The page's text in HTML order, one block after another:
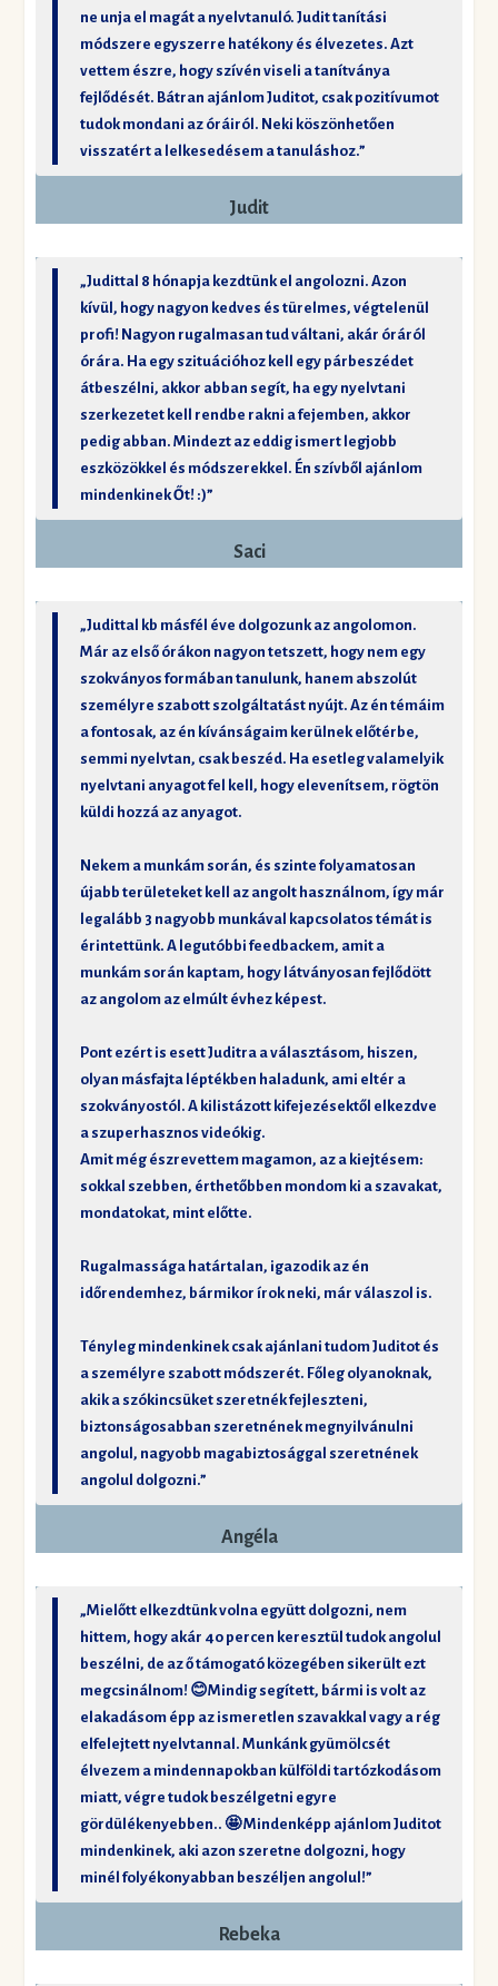
ne unja el magát a nyelvtanuló. Judit tanítási
módszere egyszerre hatékony és élvezetes. Azt
vettem észre, hogy szívén viseli a tanítványa
fejlődését. Bátran ajánlom Juditot, csak pozitívumot
tudok mondani az óráiról. Neki köszönhetően
visszatért a lelkesedésem a tanuláshoz.”
Judit
„Judittal 8 hónapja kezdtünk el angolozni. Azon
kívül, hogy nagyon kedves és türelmes, végtelenül
profi! Nagyon rugalmasan tud váltani, akár óráról
órára. Ha egy szituációhoz kell egy párbeszédet
átbeszélni, akkor abban segít, ha egy nyelvtani
szerkezetet kell rendbe rakni a fejemben, akkor
pedig abban. Mindezt az eddig ismert legjobb
eszközökkel és módszerekkel. Én szívből ajánlom
mindenkinek Őt! :)”
Saci
„Judittal kb másfél éve dolgozunk az angolomon.
Már az első órákon nagyon tetszett, hogy nem egy
szokványos formában tanulunk, hanem abszolút
személyre szabott szolgáltatást nyújt. Az én témáim
a fontosak, az én kívánságaim kerülnek előtérbe,
semmi nyelvtan, csak beszéd. Ha esetleg valamelyik
nyelvtani anyagot fel kell, hogy elevenítsem, rögtön
küldi hozzá az anyagot.
Nekem a munkám során, és szinte folyamatosan
újabb területeket kell az angolt használnom, így már
legalább 3 nagyobb munkával kapcsolatos témát is
érintettünk. A legutóbbi feedbackem, amit a
munkám során kaptam, hogy látványosan fejlődött
az angolom az elmúlt évhez képest.
Pont ezért is esett Juditra a választásom, hiszen,
olyan másfajta léptékben haladunk, ami eltér a
szokványostól. A kilistázott kifejezésektől elkezdve
a szuperhasznos videókig.
Amit még észrevettem magamon, az a kiejtésem:
sokkal szebben, érthetőbben mondom ki a szavakat,
mondatokat, mint előtte.
Rugalmassága határtalan, igazodik az én
időrendemhez, bármikor írok neki, már válaszol is.
Tényleg mindenkinek csak ajánlani tudom Juditot és
a személyre szabott módszerét. Főleg olyanoknak,
akik a szókincsüket szeretnék fejleszteni,
biztonságosabban szeretnének megnyilvánulni
angolul, nagyobb magabiztosággal szeretnének
angolul dolgozni.”
Angéla
„Mielőtt elkezdtünk volna együtt dolgozni, nem
hittem, hogy akár 40 percen keresztül tudok angolul
beszélni, de az ő támogató közegében sikerült ezt
megcsinálnom! 😊Mindig segített, bármi is volt az
elakadásom épp az ismeretlen szavakkal vagy a rég
elfelejtett nyelvtannal. Munkánk gyümölcsét
élvezem a mindennapokban külföldi tartózkodásom
miatt, végre tudok beszélgetni egyre
gördülékenyebben.. 🤩 Mindenképp ajánlom Juditot
mindenkinek, aki azon szeretne dolgozni, hogy
minél folyékonyabban beszéljen angolul!”
Rebeka